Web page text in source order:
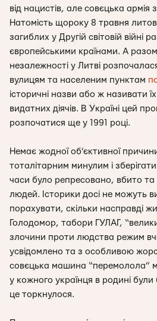
від нацистів, але совєцька армія
Натомість щороку 8 травня
загиблих у Другій світовій війні
європейськими країнами. А
незалежності у Литві
вулицям та населеним пунктам
історичні назви або ж називати
видатних діячів. В Україні цей
розпочатися ще у 1991 році.
Немає жодної об’єктивної
тоталітарним минулим і
часи було репресовано, вбито
людей. Історики досі не можуть
порахувати, скільки насправді
Голодомор, табори ГУЛАГ,
злочини проти людства режим
усвідомлено та з особливою
совєцька машина “перемолола”
у кожного українця в родині були
це торкнулося.